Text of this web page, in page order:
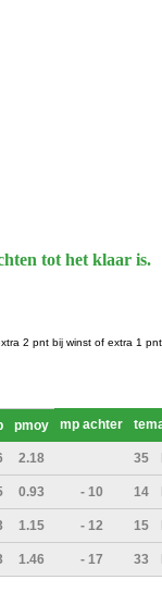
tot het klaar is.
2 pnt bij winst of extra 1 pnt
pmoy mp achter
2.18 35
0.93 - 10 14
1.15 - 12 15
1.46 - 17 33